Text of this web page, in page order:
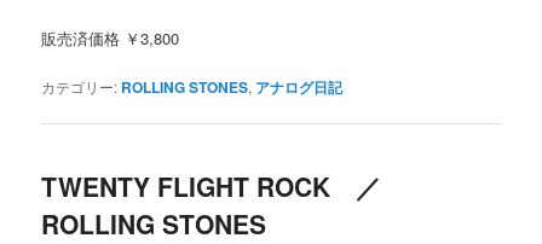
販売済価格 ￥3,800
カテゴリー: ROLLING STONES, アナログ日記
TWENTY FLIGHT ROCK ／
ROLLING STONES